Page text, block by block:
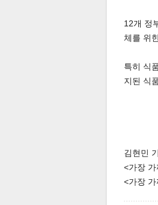
12개 정
체를 위
특히 식
지된 식
김현민
<가장
<가장